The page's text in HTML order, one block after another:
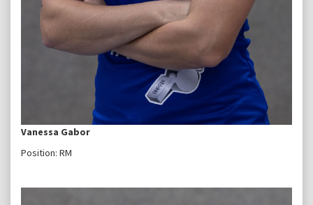
Vanessa Gabor
Position: RM